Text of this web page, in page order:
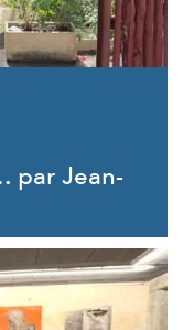
par Jean-